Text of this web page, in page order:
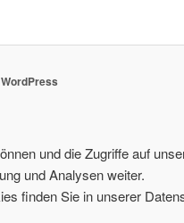
und die Zugriffe auf
und Analysen weiter.
finden Sie in unserer